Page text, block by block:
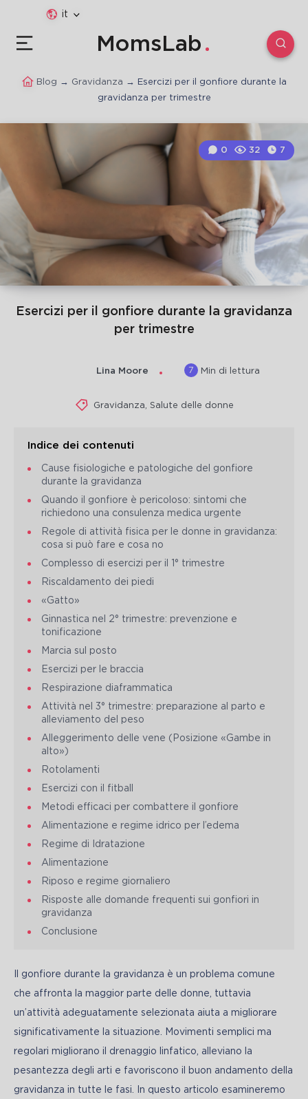
it
MomsLab
Blog → Gravidanza → Esercizi per il gonfiore durante la
gravidanza per trimestre
Esercizi per il gonfiore durante la gravidanza
per trimestre
0 32 7
Lina Moore 7 Min di lettura
Gravidanza Salute delle donne
Indice dei contenuti
Cause fisiologiche e patologiche del gonfiore
durante la gravidanza
Quando il gonfiore è pericoloso: sintomi che
richiedono una consulenza medica urgente
Regole di attività fisica per le donne in gravidanza:
cosa si può fare e cosa no
Complesso di esercizi per il 1° trimestre
Riscaldamento dei piedi
«Gatto»
Ginnastica nel 2° trimestre: prevenzione e
tonificazione
Marcia sul posto
Esercizi per le braccia
Respirazione diaframmatica
Attività nel 3° trimestre: preparazione al parto e
alleviamento del peso
Alleggerimento delle vene (Posizione «Gambe in
alto»)
Rotolamenti
Esercizi con il fitball
Metodi efficaci per combattere il gonfiore
Alimentazione e regime idrico per l’edema
Regime di Idratazione
Alimentazione
Riposo e regime giornaliero
Risposte alle domande frequenti sui gonfiori in
gravidanza
Conclusione
Il gonfiore durante la gravidanza è un problema comune
che affronta la maggior parte delle donne, tuttavia
un’attività adeguatamente selezionata aiuta a migliorare
significativamente la situazione. Movimenti semplici ma
regolari migliorano il drenaggio linfatico, alleviano la
pesantezza degli arti e favoriscono il buon andamento della
gravidanza in tutte le fasi. In questo articolo esamineremo